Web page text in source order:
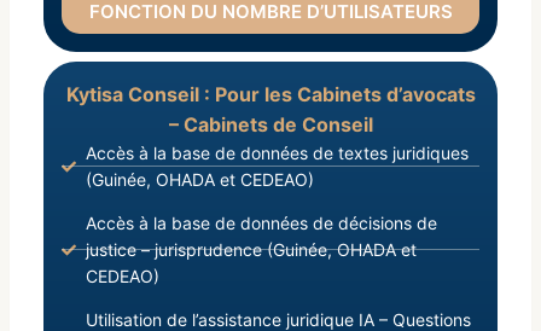
FONCTION DU NOMBRE D’UTILISATEURS
Kytisa Conseil : Pour les Cabinets d’avocats
– Cabinets de Conseil
Accès à la base de données de textes juridiques
(Guinée, OHADA et CEDEAO)
Accès à la base de données de décisions de
justice – jurisprudence (Guinée, OHADA et
CEDEAO)
Utilisation de l’assistance juridique IA – Questions